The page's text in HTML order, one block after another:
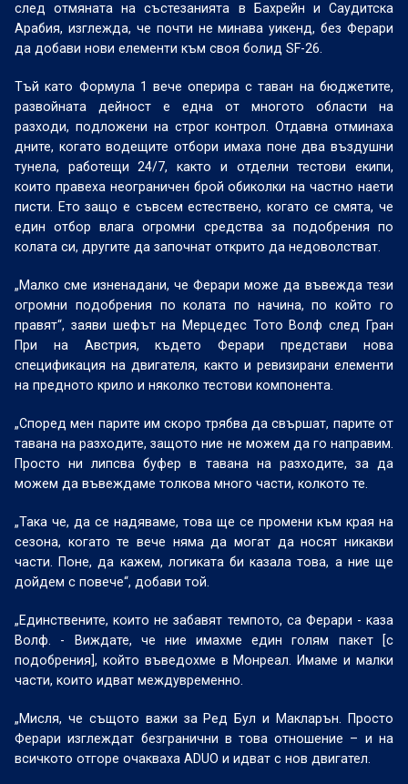
след отмяната на състезанията в Бахрейн и Саудитска
Арабия, изглежда, че почти не минава уикенд, без Ферари
да добави нови елементи към своя болид SF-26.
Тъй като Формула 1 вече оперира с таван на бюджетите,
развойната дейност е една от многото области на
разходи, подложени на строг контрол. Отдавна отминаха
дните, когато водещите отбори имаха поне два въздушни
тунела, работещи 24/7, както и отделни тестови екипи,
които правеха неограничен брой обиколки на частно наети
писти. Ето защо е съвсем естествено, когато се смята, че
един отбор влага огромни средства за подобрения по
колата си, другите да започнат открито да недоволстват.
„Малко сме изненадани, че Ферари може да въвежда тези
огромни подобрения по колата по начина, по който го
правят“, заяви шефът на Мерцедес Тото Волф след Гран
При на Австрия, където Ферари представи нова
спецификация на двигателя, както и ревизирани елементи
на предното крило и няколко тестови компонента.
„Според мен парите им скоро трябва да свършат, парите от
тавана на разходите, защото ние не можем да го направим.
Просто ни липсва буфер в тавана на разходите, за да
можем да въвеждаме толкова много части, колкото те.
„Така че, да се надяваме, това ще се промени към края на
сезона, когато те вече няма да могат да носят никакви
части. Поне, да кажем, логиката би казала това, а ние ще
дойдем с повече“, добави той.
„Единствените, които не забавят темпото, са Ферари - каза
Волф. - Виждате, че ние имахме един голям пакет [с
подобрения], който въведохме в Монреал. Имаме и малки
части, които идват междувременно.
„Мисля, че същото важи за Ред Бул и Макларън. Просто
Ферари изглеждат безгранични в това отношение – и на
всичкото отгоре очакваха ADUO и идват с нов двигател.